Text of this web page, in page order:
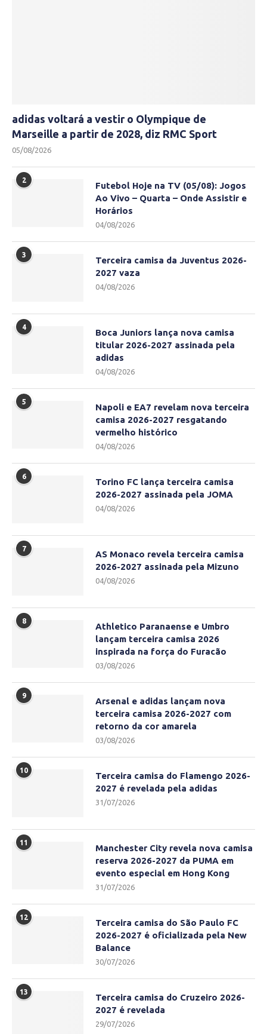
adidas voltará a vestir o Olympique de
Marseille a partir de 2028, diz RMC Sport
05/08/2026
2
Futebol Hoje na TV (05/08): Jogos
Ao Vivo – Quarta – Onde Assistir e
Horários
04/08/2026
3
Terceira camisa da Juventus 2026-
2027 vaza
04/08/2026
4
Boca Juniors lança nova camisa
titular 2026-2027 assinada pela
adidas
04/08/2026
5
Napoli e EA7 revelam nova terceira
camisa 2026-2027 resgatando
vermelho histórico
04/08/2026
6
Torino FC lança terceira camisa
2026-2027 assinada pela JOMA
04/08/2026
7
AS Monaco revela terceira camisa
2026-2027 assinada pela Mizuno
04/08/2026
8
Athletico Paranaense e Umbro
lançam terceira camisa 2026
inspirada na força do Furacão
03/08/2026
9
Arsenal e adidas lançam nova
terceira camisa 2026-2027 com
retorno da cor amarela
03/08/2026
10
Terceira camisa do Flamengo 2026-
2027 é revelada pela adidas
31/07/2026
11
Manchester City revela nova camisa
reserva 2026-2027 da PUMA em
evento especial em Hong Kong
31/07/2026
12
Terceira camisa do São Paulo FC
2026-2027 é oficializada pela New
Balance
30/07/2026
13
Terceira camisa do Cruzeiro 2026-
2027 é revelada
29/07/2026